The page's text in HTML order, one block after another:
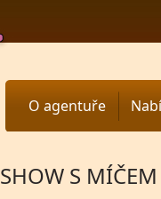
O agentuře
SHOW S MÍČEM